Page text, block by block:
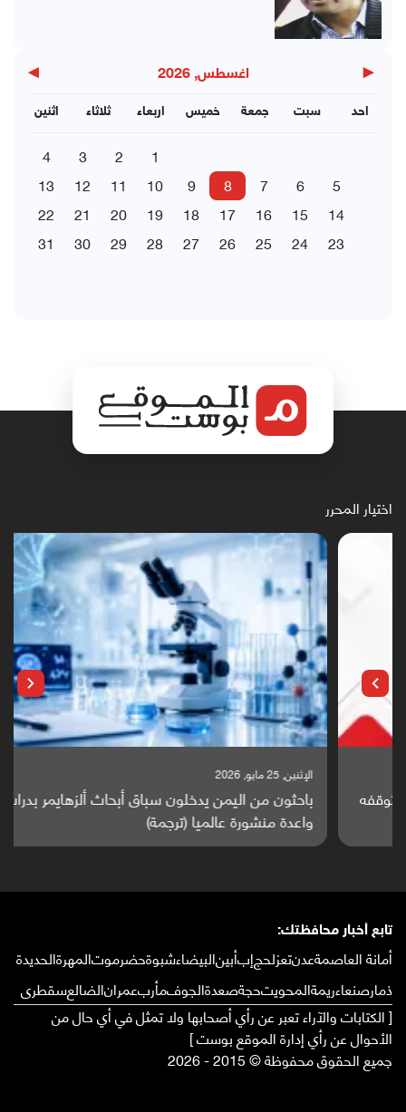
◀ اغسطس, 2026 ▶
اثنين ثلاثاء اربعاء خميس جمعة سبت احد
1
2
3
4
5
6
7
8
9
10
11
12
13
14
15
16
17
18
19
20
21
22
23
24
25
26
27
28
29
30
31
اختيار المحرر
باحثون من اليمن يدخلون سباق أبحاث ألزهايمر بدراسة
واعدة منشورة عالميا (ترجمة)
تابع أخبار محافظتك:
أمانة العاصمةعدنتعزلحجإبأبينالبيضاءشبوةحضرموتالمهرةالحديدة
ذمارصنعاءريمةالمحويتحجةصعدةالجوفمأربعمرانالضالعسقطرى
[ الكتابات والآراء تعبر عن رأي أصحابها ولا تمثل في أي حال من
الأحوال عن رأي إدارة الموقع بوست ]
جميع الحقوق محفوظة © 2015 - 2026